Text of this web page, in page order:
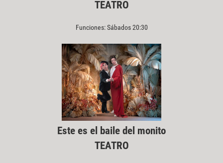
TEATRO
Funciones: Sábados 20:30
Este es el baile del monito
TEATRO